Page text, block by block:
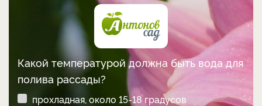
Какой температурой должна быть вода для
полива рассады?
прохладная, около 15-18 градусов